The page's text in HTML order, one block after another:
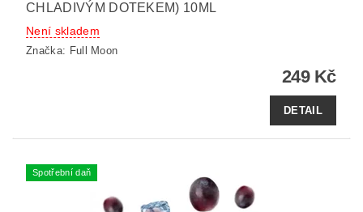
CHLADIVÝM DOTEKEM) 10ML
Není skladem
Značka: Full Moon
249 Kč
DETAIL
Spotřební daň